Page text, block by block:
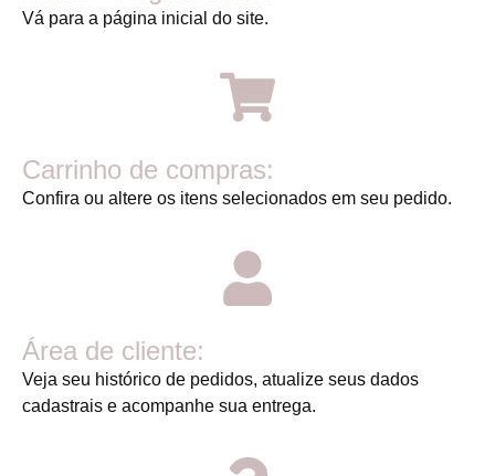
Vá para a página inicial do site.
Carrinho de compras:
Confira ou altere os itens selecionados em seu pedido.
Área de cliente:
Veja seu histórico de pedidos, atualize seus dados
cadastrais e acompanhe sua entrega.